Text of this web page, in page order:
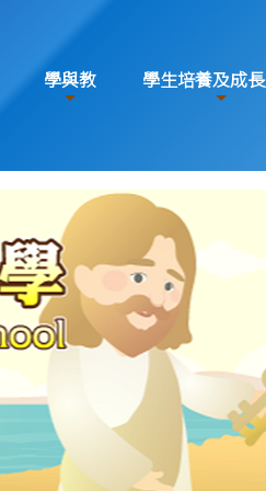
學與教 學生培養及成